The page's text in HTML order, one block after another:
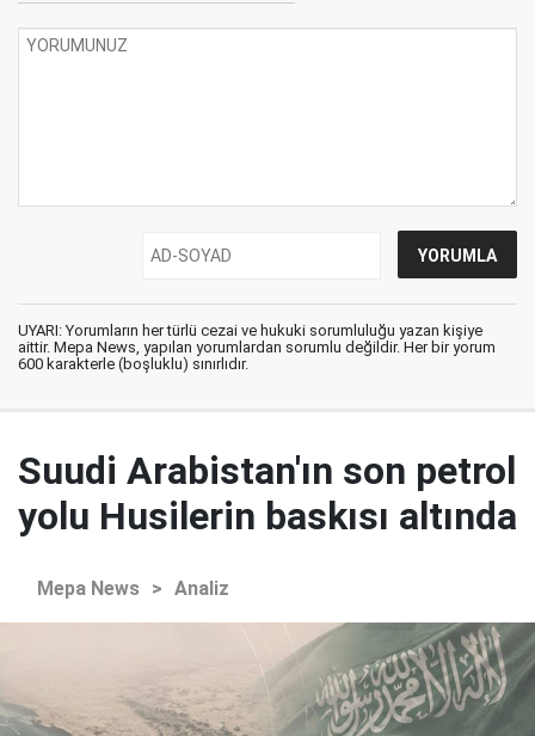
UYARI: Yorumların her türlü cezai ve hukuki sorumluluğu yazan kişiye
aittir. Mepa News, yapılan yorumlardan sorumlu değildir. Her bir yorum
600 karakterle (boşluklu) sınırlıdır.
Suudi Arabistan'ın son petrol
yolu Husilerin baskısı altında
Mepa News > Analiz